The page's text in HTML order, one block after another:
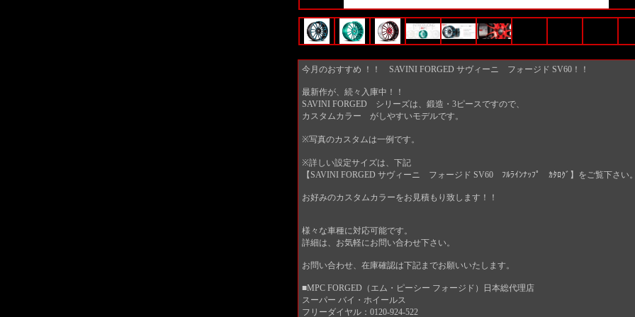
今月のおすすめ ！！ SAVINI FORGED サヴィーニ フォージド SV60！！
最新作が、続々入庫中！！
SAVINI FORGED シリーズは、鍛造・3ピースですので、
カスタムカラー がしやすいモデルです。
※写真のカスタムは一例です。
※詳しい設定サイズは、下記
【SAVINI FORGED サヴィーニ フォージド SV60 ﾌﾙﾗｲﾝﾅｯﾌﾟ ｶﾀﾛｸﾞ】をご覧下さい
お好みのカスタムカラーをお見積もり致します！！
様々な車種に対応可能です。
詳細は、お気軽にお問い合わせ下さい。
お問い合わせ、在庫確認は下記までお願いいたします。
■MPC FORGED（エム・ピーシー フォージド）日本総代理店
スーパー バイ・ホイールス
フリーダイヤル：0120-924-522